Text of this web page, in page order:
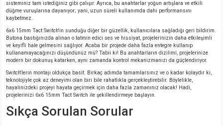
sisteminiz tam istediğiniz gibi çalışır. Ayrıca, bu anahtarlar yoğun artışlara ve etkili
düğme vuruşlarına dayanıyor; yani, uzun süreli kullanımda dahi performansını
kaybetmez.
6x6 15mm Tact Switch'in sunduğu diğer bir güzellik, kullanıcılara sağladığı geri bildirim.
Butona bastığınızda alınan o tatmin edici ses ve hissiyat, projelerinizin daha etkileşimli
ve keyifli hale gelmesini sağlıyor. Acaba bir projede daha fazla entegre kullanıp
kullanamayacağınızı düşündünüz mü? Tabii ki! Bu anahtarların dizilimi, projelerinize
modern bir dokunuş katarken, aynı zamanda kontrol mekanizmanızı da güçlendiriyor.
Switch'lerin montajı oldukça basit. Birkaç adımda tamamlarsınız ve o kadar kolaydır ki,
teknolojiyle çok az deneyimi olan biri bile rahatlıkla gerçekleştirebilir. Böylelikle,
hayalinizdeki projeyi hayata geçirmek için daha fazla zamanınız olacak! Hadi,
projelerinizi 6x6 15mm Tact Switch ile şekillendirmeye başlayın.
Sıkça Sorulan Sorular